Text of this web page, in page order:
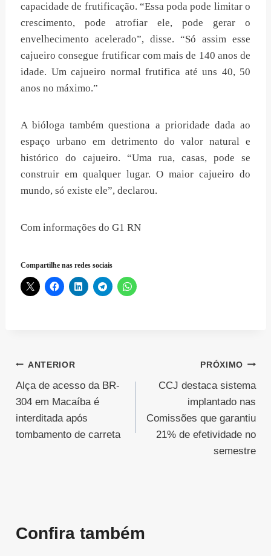
capacidade de frutificação. “Essa poda pode limitar o
crescimento, pode atrofiar ele, pode gerar o
envelhecimento acelerado”, disse. “Só assim esse
cajueiro consegue frutificar com mais de 140 anos de
idade. Um cajueiro normal frutifica até uns 40, 50
anos no máximo.”
A bióloga também questiona a prioridade dada ao
espaço urbano em detrimento do valor natural e
histórico do cajueiro. “Uma rua, casas, pode se
construir em qualquer lugar. O maior cajueiro do
mundo, só existe ele”, declarou.
Com informações do G1 RN
Compartilhe nas redes sociais
Navegação
de
Post
ANTERIOR
Alça de acesso da BR-
304 em Macaíba é
interditada após
tombamento de carreta
PRÓXIMO
CCJ destaca sistema
implantado nas
Comissões que garantiu
21% de efetividade no
semestre
Confira também